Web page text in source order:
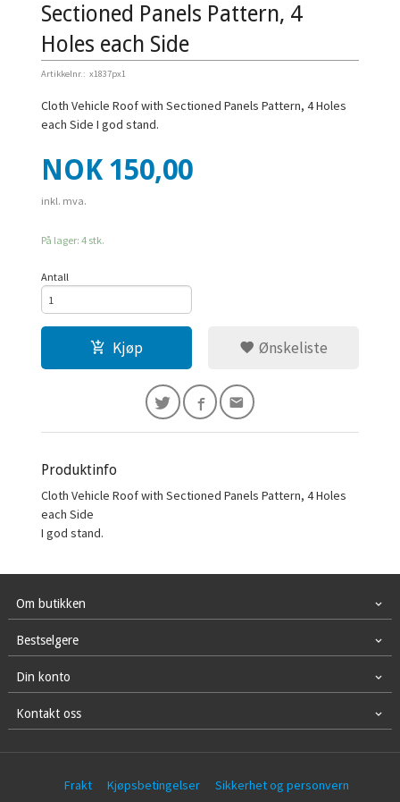
Sectioned Panels Pattern, 4
Holes each Side
Artikkelnr.: x1837px1
Cloth Vehicle Roof with Sectioned Panels Pattern, 4 Holes
each Side I god stand.
Pris
NOK 150,00
inkl. mva.
På lager: 4 stk.
Antall
Kjøp Ønskeliste
Produktinfo
Cloth Vehicle Roof with Sectioned Panels Pattern, 4 Holes
each Side
I god stand.
Om butikken
Bestselgere
Din konto
Kontakt oss
Frakt Kjøpsbetingelser Sikkerhet og personvern